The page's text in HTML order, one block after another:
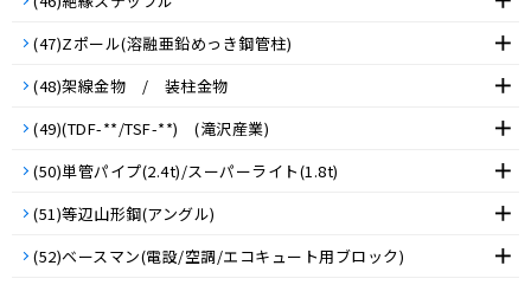
(47)Zポール(溶融亜鉛めっき鋼管柱)
(48)架線金物 / 装柱金物
(49)(TDF-**/TSF-**) (滝沢産業)
(50)単管パイプ(2.4t)/スーパーライト(1.8t)
(51)等辺山形鋼(アングル)
(52)ベースマン(電設/空調/エコキュート用ブロック)